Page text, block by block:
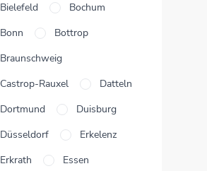
Bielefeld
Bochum
Bonn
Bottrop
Braunschweig
Castrop-Rauxel
Datteln
Dortmund
Duisburg
Düsseldorf
Erkelenz
Erkrath
Essen